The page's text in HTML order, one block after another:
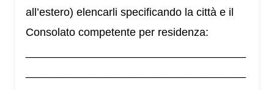
all’estero) elencarli specificando la città e il
Consolato competente per residenza: